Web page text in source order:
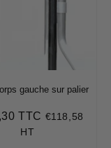
gauche sur palier
TTC €142,30
€118,58
HT